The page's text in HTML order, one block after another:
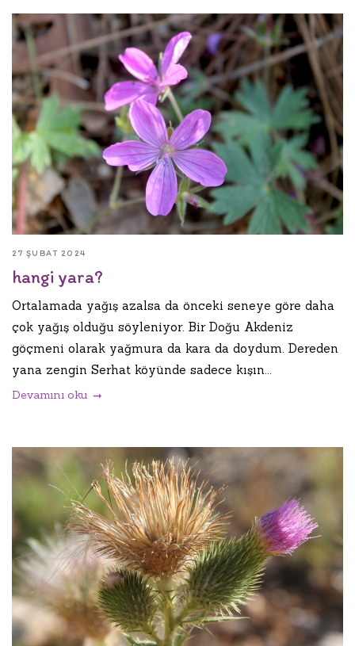
27 ŞUBAT 2024
hangi yara?
Ortalamada yağış azalsa da önceki seneye göre daha
çok yağış olduğu söyleniyor. Bir Doğu Akdeniz
göçmeni olarak yağmura da kara da doydum. Dereden
yana zengin Serhat köyünde sadece kışın...
Devamını oku